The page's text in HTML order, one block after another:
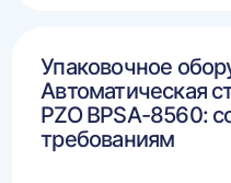
Упаковочное
Автоматическая
PZO BPSA-8560:
требованиям